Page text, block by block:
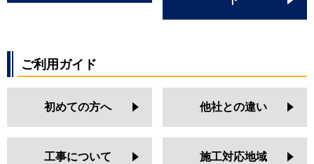
ご利用ガイド
初めての方へ 他社との違い
工事について 施工対応地域